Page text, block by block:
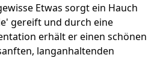
Etwas sorgt ein Hauch
gereift und durch eine
erhält er einen schönen
langanhaltenden